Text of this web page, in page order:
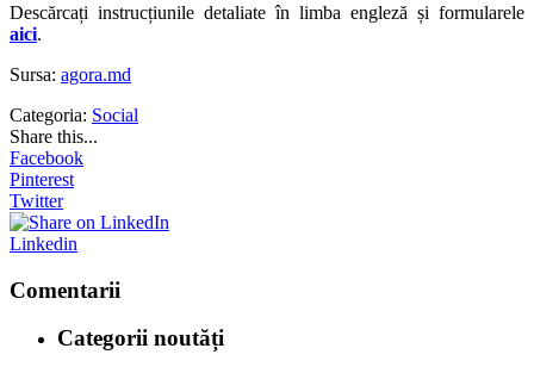
Descărcați instrucțiunile detaliate în limba engleză și formularele
aici.
Sursa: agora.md
Categoria: Social
Share this...
Facebook
Pinterest
Twitter
Linkedin
Comentarii
Categorii noutăți